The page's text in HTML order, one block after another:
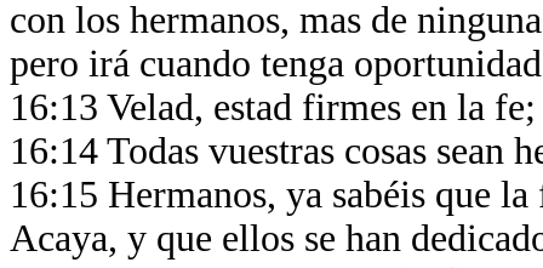
con los hermanos, mas de
pero irá cuando tenga
16:13 Velad, estad firmes en la
16:14 Todas vuestras cosas sean
16:15 Hermanos, ya sabéis que
Acaya, y que ellos se han